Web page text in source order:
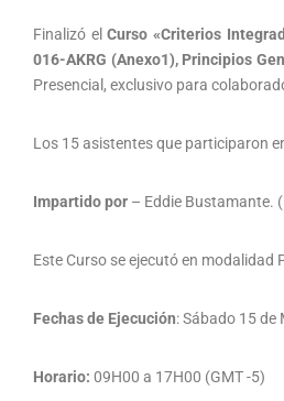
Finalizó el Curso «Criterios
016-AKRG (Anexo1), Principios
Presencial, exclusivo para
Los 15 asistentes que participaron
Impartido por – Eddie Bustamante.
Este Curso se ejecutó en modalidad
Fechas de Ejecución: Sábado 15 de
Horario: 09H00 a 17H00 (GMT -5)